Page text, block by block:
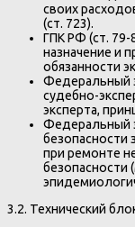
своих
(ст. 723).
ГПК РФ (ст. 79-
назначение и
обязанности
Федеральный
судебно-
эксперта,
Федеральный
безопасности
при ремонте
безопасности
3.2. Технический